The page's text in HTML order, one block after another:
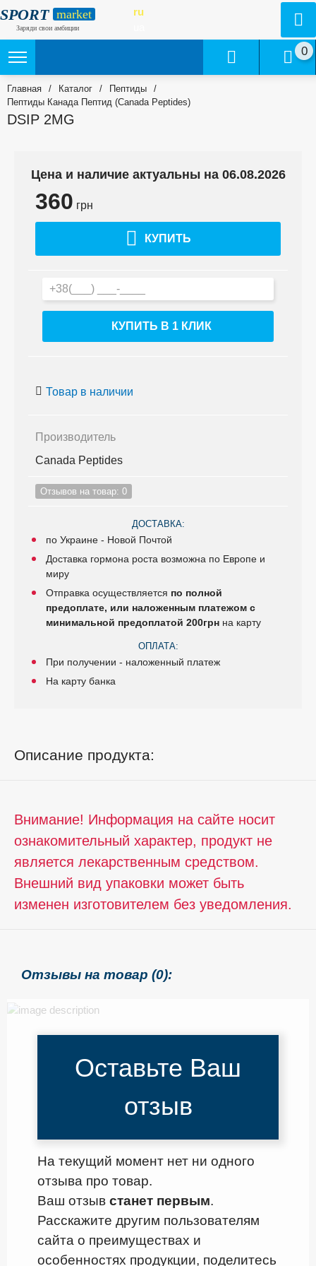
SPORT market
Заряди свои амбиции
ru
0
Главная / Каталог / Пептиды
/
Пептиды Канада Пептид (Canada Peptides)
DSIP 2MG
Цена и наличие актуальны на 06.08.2026
360 грн
КУПИТЬ
КУПИТЬ В 1 КЛИК
Товар в наличии
Производитель
Canada Peptides
Отзывов на товар: 0
ДОСТАВКА:
по Украине - Новой Почтой
Доставка гормона роста возможна по Европе и
миру
Отправка осуществляется по полной
предоплате, или наложенным платежом с
минимальной предоплатой 200грн на карту
ОПЛАТА:
При получении - наложенный платеж
На карту банка
Описание продукта:
Внимание! Информация на сайте носит
ознакомительный характер, продукт не
является лекарственным средством.
Внешний вид упаковки может быть
изменен изготовителем без уведомления.
Отзывы на товар (0):
Оставьте Ваш
отзыв
На текущий момент нет ни одного
отзыва про товар.
Ваш отзыв станет первым.
Расскажите другим пользователям
сайта о преимуществах и
особенностях продукции, поделитесь